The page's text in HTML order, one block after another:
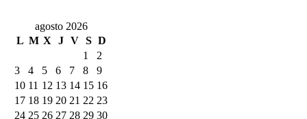
agosto 2026
L M X J V S D
1
2
3
4 5 6 7 8
9
10 11 12 13 14 15 16
17 18 19 20 21 22 23
24 25 26 27 28 29 30